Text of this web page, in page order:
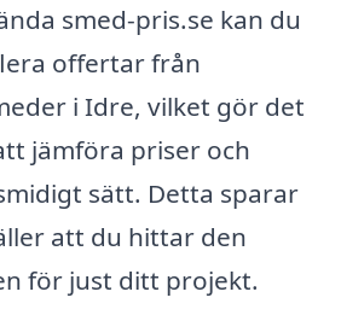
smed-pris.se kan du
offertar från
i Idre, vilket gör det
jämföra priser och
sätt. Detta sparar
att du hittar den
för just ditt projekt.